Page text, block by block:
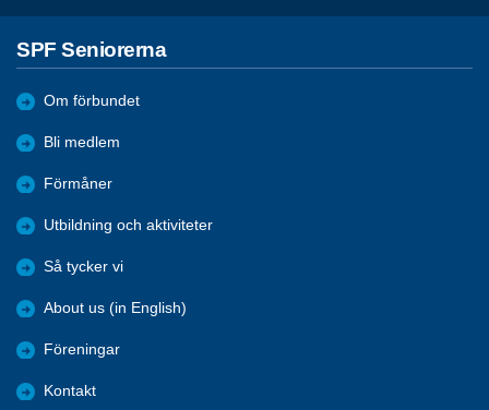
SPF Seniorerna
Om förbundet
Bli medlem
Förmåner
Utbildning och aktiviteter
Så tycker vi
About us (in English)
Föreningar
Kontakt